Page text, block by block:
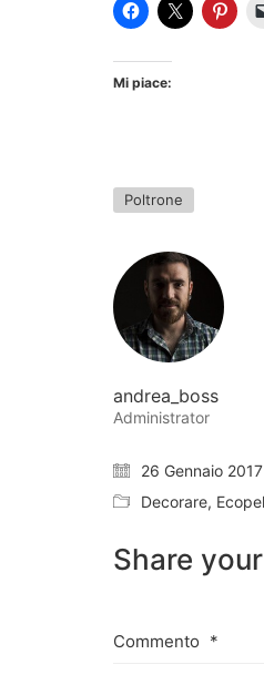
Mi piace:
Poltrone
andrea_boss
Administrator
26 Gennaio 2017
Decorare,
Share
Commento *